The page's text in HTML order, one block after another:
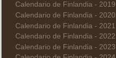
Calendario de Finlandia - 2019
Calendario de Finlandia - 2020
Calendario de Finlandia - 2021
Calendario de Finlandia - 2022
Calendario de Finlandia - 2023